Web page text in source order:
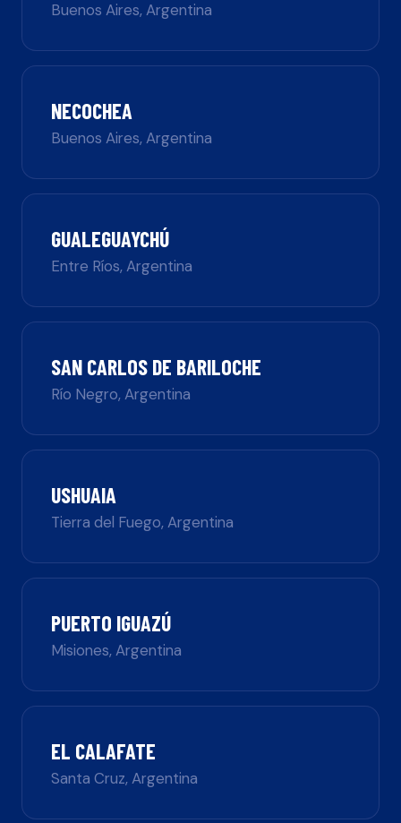
Buenos Aires,Argentina
NECOCHEA
Buenos Aires,Argentina
GUALEGUAYCHÚ
Entre Ríos,Argentina
SAN CARLOS DE BARILOCHE
Río Negro,Argentina
USHUAIA
Tierra del Fuego,Argentina
PUERTO IGUAZÚ
Misiones,Argentina
EL CALAFATE
Santa Cruz,Argentina